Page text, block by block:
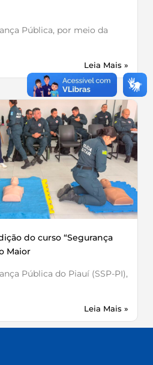
Pública, por meio da
Leia Mais »
do curso “Segurança
Maior
Pública do Piauí (SSP-PI),
Leia Mais »